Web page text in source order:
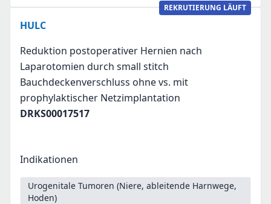
REKRUTIERUNG LÄUFT
HULC
Reduktion postoperativer Hernien nach
Laparotomien durch small stitch
Bauchdeckenverschluss ohne vs. mit
prophylaktischer Netzimplantation
DRKS00017517
Indikationen
Urogenitale Tumoren (Niere, ableitende Harnwege,
Hoden)